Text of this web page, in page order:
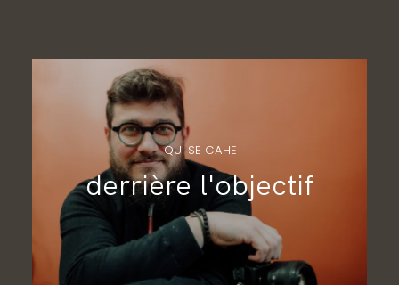
QUI SE CAHE
derrière l'objectif